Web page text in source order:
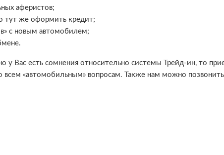
аферистов;
тут же оформить кредит;
с новым автомобилем;
Вас есть сомнения относительно системы Трейд-ин, то
всем «автомобильным» вопросам. Также нам можно